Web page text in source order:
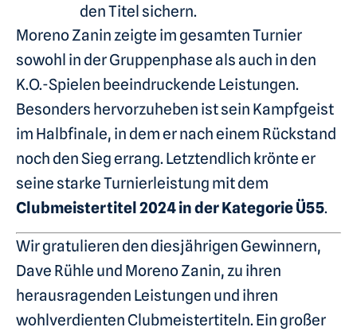
den Titel sichern.
Moreno Zanin zeigte im gesamten Turnier
sowohl in der Gruppenphase als auch in den
K.O.-Spielen beeindruckende Leistungen.
Besonders hervorzuheben ist sein Kampfgeist
im Halbfinale, in dem er nach einem Rückstand
noch den Sieg errang. Letztendlich krönte er
seine starke Turnierleistung mit dem
Clubmeistertitel 2024 in der Kategorie Ü55.
Wir gratulieren den diesjährigen Gewinnern,
Dave Rühle und Moreno Zanin, zu ihren
herausragenden Leistungen und ihren
wohlverdienten Clubmeistertiteln. Ein großer